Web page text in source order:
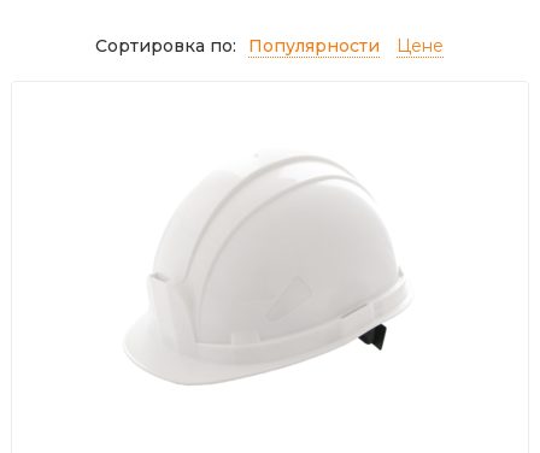
Сортировка по: Популярности Цене